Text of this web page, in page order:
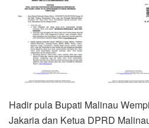
Hadir pula Bupati Malinau
Jakaria dan Ketua DPRD